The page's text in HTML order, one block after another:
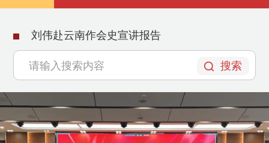
刘伟赴云南作会史宣讲报告
搜索